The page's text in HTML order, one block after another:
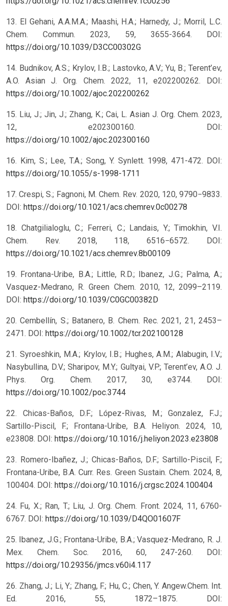
13. El Gehani, A.A.M.A.; Maashi, H.A.; Harnedy, J.; Morril, L.C.
Chem. Commun. 2023, 59, 3655-3664. DOI:
https://doi.org/10.1039/D3CC00302G
14. Budnikov, A.S.; Krylov, I.B.; Lastovko, A.V.; Yu, B.; Terent’ev,
A.O. Asian J. Org. Chem. 2022, 11, e202200262. DOI:
https://doi.org/10.1002/ajoc.202200262
15. Liu, J.; Jin, J.; Zhang, K.; Cai, L. Asian J. Org. Chem. 2023,
12, e202300160. DOI:
https://doi.org/10.1002/ajoc.202300160
16. Kim, S.; Lee, T.A.; Song, Y. Synlett. 1998, 471-472. DOI:
https://doi.org/10.1055/s-1998-1711
17. Crespi, S.; Fagnoni, M. Chem. Rev. 2020, 120, 9790−9833.
DOI: https://doi.org/10.1021/acs.chemrev.0c00278
18. Chatgilialoglu, C.; Ferreri, C.; Landais, Y.; Timokhin, V.I.
Chem. Rev. 2018, 118, 6516−6572. DOI:
https://doi.org/10.1021/acs.chemrev.8b00109
19. Frontana-Uribe, B.A.; Little, R.D.; Ibanez, J.G.; Palma, A.;
Vasquez-Medrano, R. Green Chem. 2010, 12, 2099–2119.
DOI: https://doi.org/10.1039/C0GC00382D
20. Cembellín, S.; Batanero, B. Chem. Rec. 2021, 21, 2453–
2471. DOI: https://doi.org/10.1002/tcr.202100128
21. Syroeshkin, M.A.; Krylov, I.B.; Hughes, A.M.; Alabugin, I.V.;
Nasybullina, D.V.; Sharipov, M.Y.; Gultyai, V.P.; Terent’ev, A.O. J.
Phys. Org. Chem. 2017, 30, e3744. DOI:
https://doi.org/10.1002/poc.3744
22. Chicas-Baños, D.F.; López-Rivas, M.; Gonzalez, F.J.;
Sartillo-Piscil, F.; Frontana-Uribe, B.A. Heliyon. 2024, 10,
e23808. DOI: https://doi.org/10.1016/j.heliyon.2023.e23808
23. Romero-Ibañez, J.; Chicas-Baños, D.F.; Sartillo-Piscil, F.;
Frontana-Uribe, B.A. Curr. Res. Green Sustain. Chem. 2024, 8,
100404. DOI: https://doi.org/10.1016/j.crgsc.2024.100404
24. Fu, X.; Ran, T.; Liu, J. Org. Chem. Front. 2024, 11, 6760-
6767. DOI: https://doi.org/10.1039/D4QO01607F
25. Ibanez, J.G.; Frontana-Uribe, B.A.; Vasquez-Medrano, R. J.
Mex. Chem. Soc. 2016, 60, 247-260. DOI:
https://doi.org/10.29356/jmcs.v60i4.117
26. Zhang, J.; Li, Y.; Zhang, F.; Hu, C.; Chen, Y. Angew.Chem. Int.
Ed. 2016, 55, 1872–1875. DOI: